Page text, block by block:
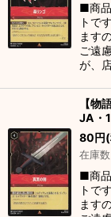
■商
トで
ます
ご遠
が、
【
JA・1
80円
在庫
■商
トで
ます